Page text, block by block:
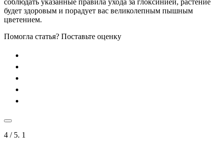
будет здоровым и порадует вас великолепным пышным
цветением.
Помогла статья? Поставьте оценку
4 / 5. 1